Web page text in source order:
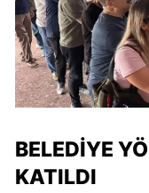
BELEDIYE
KATILDI